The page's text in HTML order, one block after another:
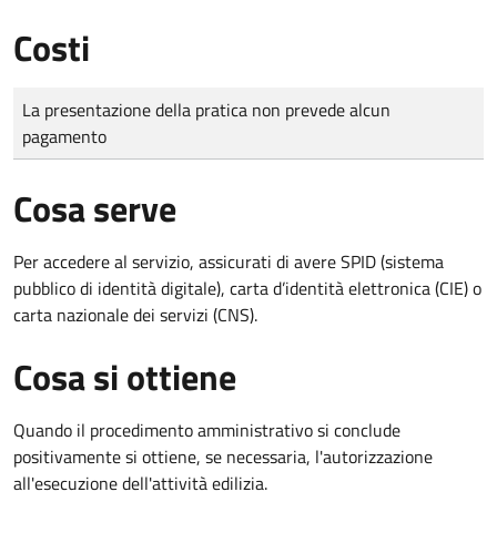
Costi
Tipo di pagamento
Importo
La presentazione della pratica non prevede alcun
pagamento
Cosa serve
Per accedere al servizio, assicurati di avere SPID (sistema
pubblico di identità digitale), carta d’identità elettronica (CIE) o
carta nazionale dei servizi (CNS).
Cosa si ottiene
Quando il procedimento amministrativo si conclude
positivamente si ottiene, se necessaria, l'autorizzazione
all'esecuzione dell'attività edilizia.